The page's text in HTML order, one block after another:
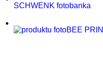
SCHWENK fotobanka
BEE